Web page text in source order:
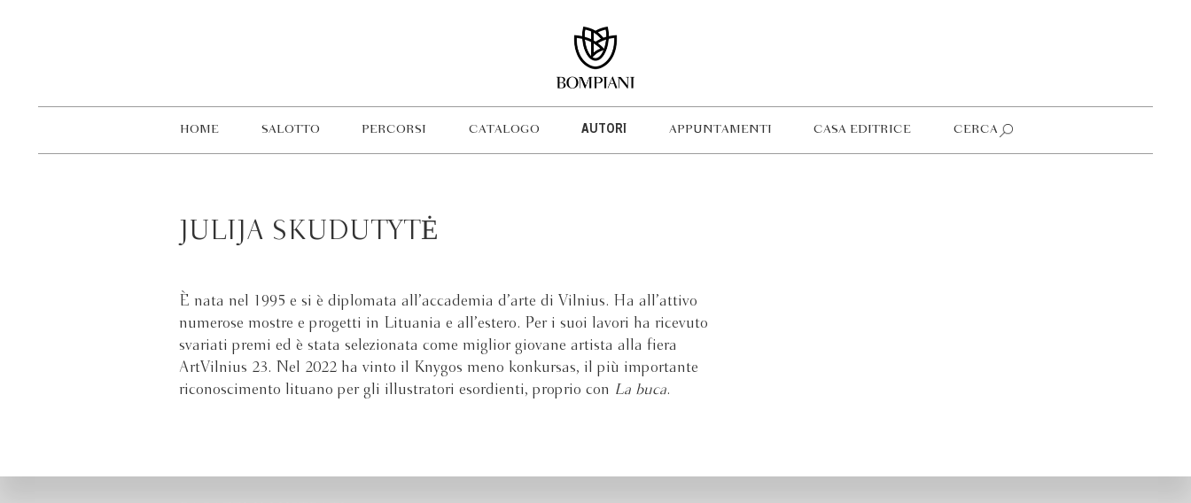
HOME SALOTTO PERCORSI CATALOGO AUTORI APPUNTAMENTI CASA EDITRICE CERCA
JULIJA SKUDUTYTĖ
È nata nel 1995 e si è diplomata all’accademia d’arte di Vilnius. Ha all’attivo
numerose mostre e progetti in Lituania e all’estero. Per i suoi lavori ha ricevuto
svariati premi ed è stata selezionata come miglior giovane artista alla fiera
ArtVilnius 23. Nel 2022 ha vinto il Knygos meno konkursas, il più importante
riconoscimento lituano per gli illustratori esordienti, proprio con La buca.